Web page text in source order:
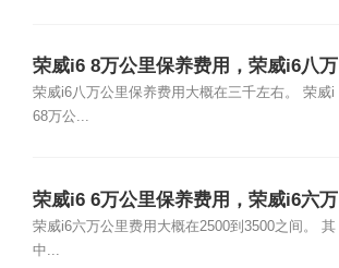
荣威i6 8万公里保养费用，荣威i6八万
公里保养项目
荣威i6八万公里保养费用大概在三千左右。 荣威i
68万公...
荣威i6 6万公里保养费用，荣威i6六万
公里保养项目
荣威i6六万公里费用大概在2500到3500之间。 其
中...